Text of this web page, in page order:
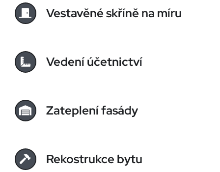
Vestavěné skříně na míru
Vedení účetnictví
Zateplení fasády
Rekostrukce bytu